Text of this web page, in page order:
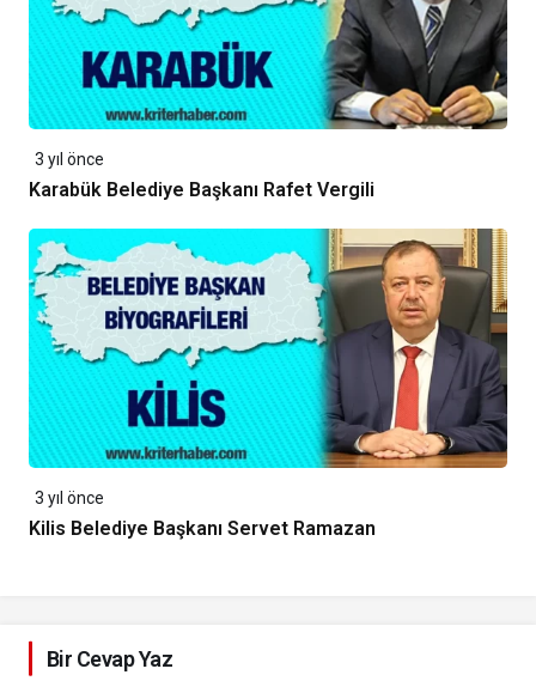
3 yıl önce
Karabük Belediye Başkanı Rafet Vergili
3 yıl önce
Kilis Belediye Başkanı Servet Ramazan
Bir Cevap Yaz